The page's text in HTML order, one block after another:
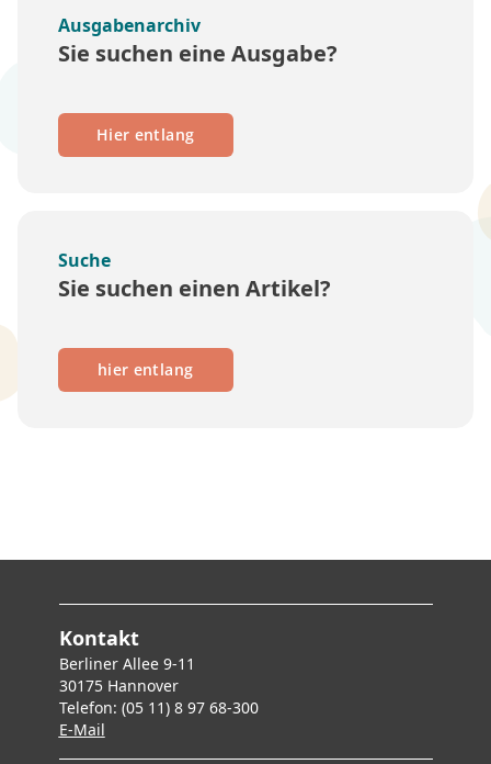
Ausgabenarchiv
Sie suchen eine Ausgabe?
Hier entlang
Suche
Sie suchen einen Artikel?
hier entlang
Kontakt
Berliner Allee 9-11
30175 Hannover
Telefon: (05 11) 8 97 68-300
E-Mail